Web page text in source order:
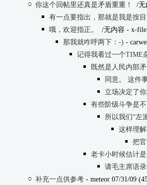
你这个回帖里还真是矛盾重重！
/无
有一点要指出，那就是我是按
哦，欢迎指正。
/无内容 - x-file
那我就咋呼两下：-) -
记得我看过一个TIME
既然是人民内部
同意。 这件
立场决定了
有些阶级斗争是
所以我们“左
这样理
把官
老卡小时候估计
请毛主席语
补充一点供参考 - meteor 07/31/09